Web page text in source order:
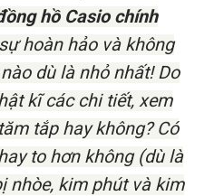
hồ Casio chính
hoàn hảo và không
dù là nhỏ nhất! Do
kĩ các chi tiết, xem
tắp hay không? Có
to hơn không (dù là
nhòe, kim phút và kim